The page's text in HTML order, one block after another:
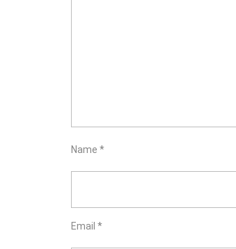
Name *
Email *